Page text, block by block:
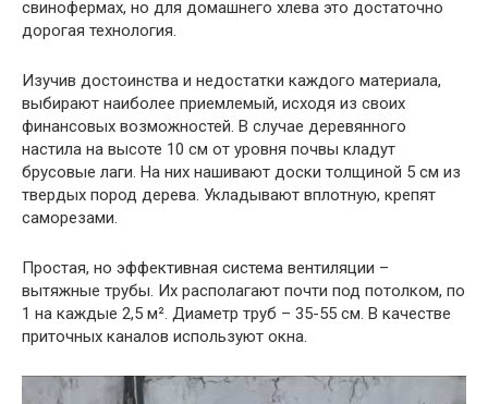
свинофермах, но для домашнего хлева это достаточно
дорогая технология.
Изучив достоинства и недостатки каждого материала,
выбирают наиболее приемлемый, исходя из своих
финансовых возможностей. В случае деревянного
настила на высоте 10 см от уровня почвы кладут
брусовые лаги. На них нашивают доски толщиной 5 см из
твердых пород дерева. Укладывают вплотную, крепят
саморезами.
Простая, но эффективная система вентиляции –
вытяжные трубы. Их располагают почти под потолком, по
1 на каждые 2,5 м². Диаметр труб – 35-55 см. В качестве
приточных каналов используют окна.